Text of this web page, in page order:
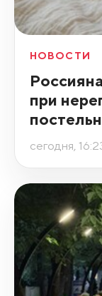
НОВОСТИ
при
сегодня,